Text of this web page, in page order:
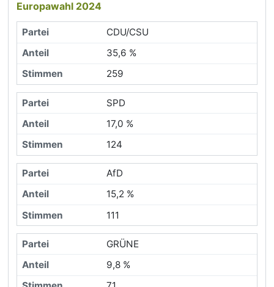
Europawahl 2024
CDU/CSU
35,6 %
259
SPD
17,0 %
124
AfD
15,2 %
111
GRÜNE
9,8 %